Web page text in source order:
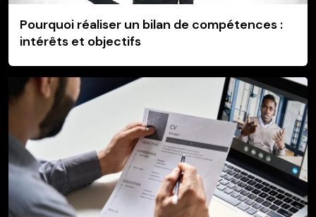
Pourquoi réaliser un bilan de compétences :
intérêts et objectifs